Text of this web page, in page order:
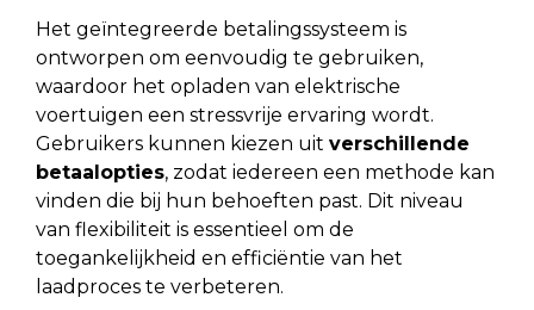
Het geïntegreerde betalingssysteem is
ontworpen om eenvoudig te gebruiken,
waardoor het opladen van elektrische
voertuigen een stressvrije ervaring wordt.
Gebruikers kunnen kiezen uit verschillende
betaalopties, zodat iedereen een methode kan
vinden die bij hun behoeften past. Dit niveau
van flexibiliteit is essentieel om de
toegankelijkheid en efficiëntie van het
laadproces te verbeteren.